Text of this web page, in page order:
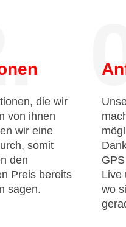
die wir
von ihnen
wir eine
somit
den
Preis bereits
sagen.
Live
wo